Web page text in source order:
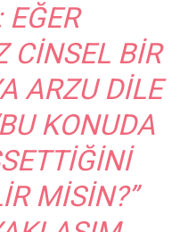
EĞER
CINSEL BIR
ARZU DILE
KONUDA
MISIN?”